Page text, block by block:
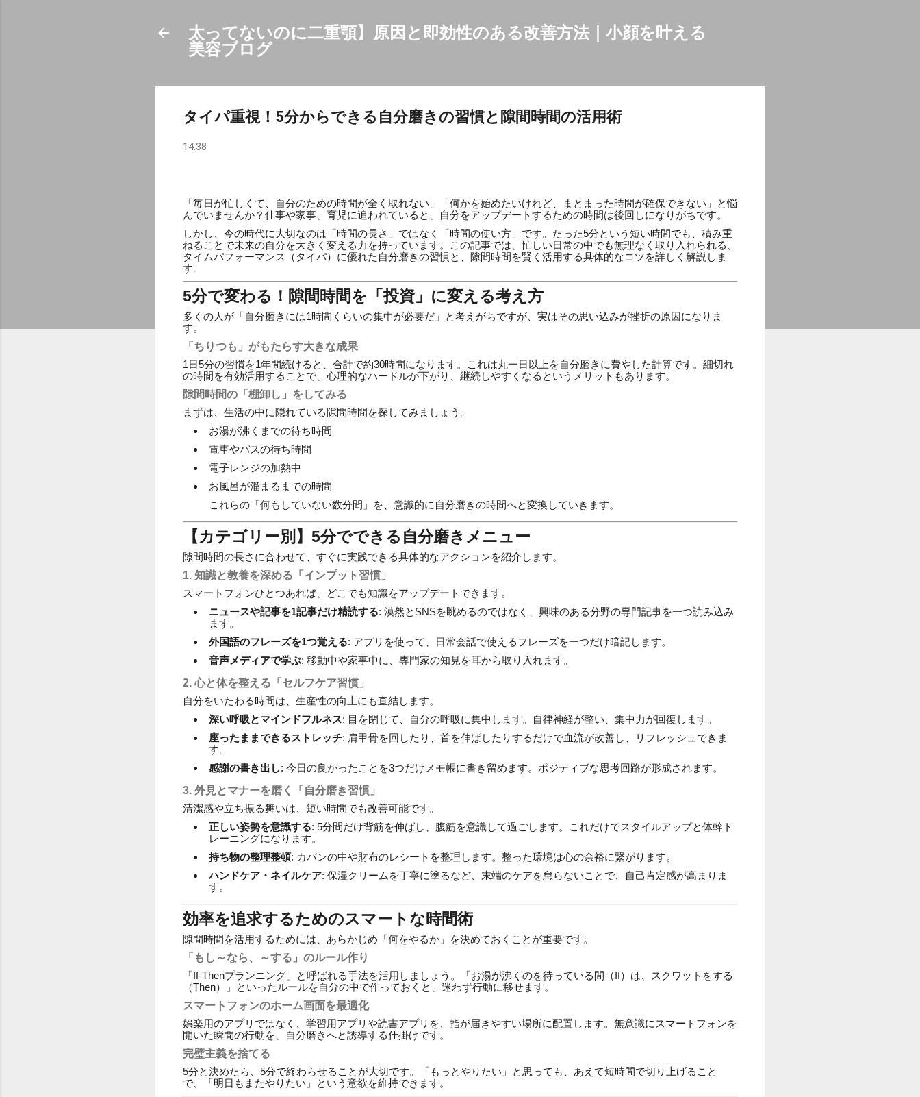
太ってないのに二重顎】原因と即効性のある改善方法｜小顔を叶える
美容ブログ
タイパ重視！5分からできる自分磨きの習慣と隙間時間の活用術
14:38
「毎日が忙しくて、自分のための時間が全く取れない」「何かを始めたいけれど、まとまった時間が確保できない」と悩
んでいませんか？仕事や家事、育児に追われていると、自分をアップデートするための時間は後回しになりがちです。
しかし、今の時代に大切なのは「時間の長さ」ではなく「時間の使い方」です。たった5分という短い時間でも、積み重
ねることで未来の自分を大きく変える力を持っています。この記事では、忙しい日常の中でも無理なく取り入れられる、
タイムパフォーマンス（タイパ）に優れた自分磨きの習慣と、隙間時間を賢く活用する具体的なコツを詳しく解説しま
す。
5分で変わる！隙間時間を「投資」に変える考え方
多くの人が「自分磨きには1時間くらいの集中が必要だ」と考えがちですが、実はその思い込みが挫折の原因になりま
す。
「ちりつも」がもたらす大きな成果
1日5分の習慣を1年間続けると、合計で約30時間になります。これは丸一日以上を自分磨きに費やした計算です。細切れ
の時間を有効活用することで、心理的なハードルが下がり、継続しやすくなるというメリットもあります。
隙間時間の「棚卸し」をしてみる
まずは、生活の中に隠れている隙間時間を探してみましょう。
お湯が沸くまでの待ち時間
電車やバスの待ち時間
電子レンジの加熱中
お風呂が溜まるまでの時間
これらの「何もしていない数分間」を、意識的に自分磨きの時間へと変換していきます。
【カテゴリー別】5分でできる自分磨きメニュー
隙間時間の長さに合わせて、すぐに実践できる具体的なアクションを紹介します。
1. 知識と教養を深める「インプット習慣」
スマートフォンひとつあれば、どこでも知識をアップデートできます。
ニュースや記事を1記事だけ精読する: 漠然とSNSを眺めるのではなく、興味のある分野の専門記事を一つ読み込み
ます。
外国語のフレーズを1つ覚える: アプリを使って、日常会話で使えるフレーズを一つだけ暗記します。
音声メディアで学ぶ: 移動中や家事中に、専門家の知見を耳から取り入れます。
2. 心と体を整える「セルフケア習慣」
自分をいたわる時間は、生産性の向上にも直結します。
深い呼吸とマインドフルネス: 目を閉じて、自分の呼吸に集中します。自律神経が整い、集中力が回復します。
座ったままできるストレッチ: 肩甲骨を回したり、首を伸ばしたりするだけで血流が改善し、リフレッシュできま
す。
感謝の書き出し: 今日の良かったことを3つだけメモ帳に書き留めます。ポジティブな思考回路が形成されます。
3. 外見とマナーを磨く「自分磨き習慣」
清潔感や立ち振る舞いは、短い時間でも改善可能です。
正しい姿勢を意識する: 5分間だけ背筋を伸ばし、腹筋を意識して過ごします。これだけでスタイルアップと体幹ト
レーニングになります。
持ち物の整理整頓: カバンの中や財布のレシートを整理します。整った環境は心の余裕に繋がります。
ハンドケア・ネイルケア: 保湿クリームを丁寧に塗るなど、末端のケアを怠らないことで、自己肯定感が高まりま
す。
効率を追求するためのスマートな時間術
隙間時間を活用するためには、あらかじめ「何をやるか」を決めておくことが重要です。
「もし～なら、～する」のルール作り
「If-Thenプランニング」と呼ばれる手法を活用しましょう。「お湯が沸くのを待っている間（If）は、スクワットをする
（Then）」といったルールを自分の中で作っておくと、迷わず行動に移せます。
スマートフォンのホーム画面を最適化
娯楽用のアプリではなく、学習用アプリや読書アプリを、指が届きやすい場所に配置します。無意識にスマートフォンを
開いた瞬間の行動を、自分磨きへと誘導する仕掛けです。
完璧主義を捨てる
5分と決めたら、5分で終わらせることが大切です。「もっとやりたい」と思っても、あえて短時間で切り上げること
で、「明日もまたやりたい」という意欲を維持できます。